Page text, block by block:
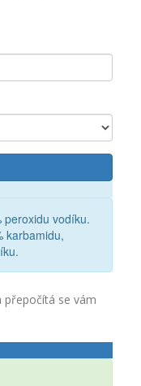
peroxidu vodíku.
karbamidu,
přepočítá se vám